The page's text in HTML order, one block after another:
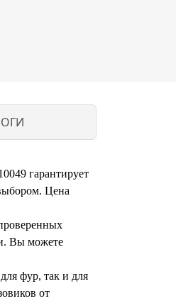
гарантирует
Цена
Вы можете
фур, так и для
от